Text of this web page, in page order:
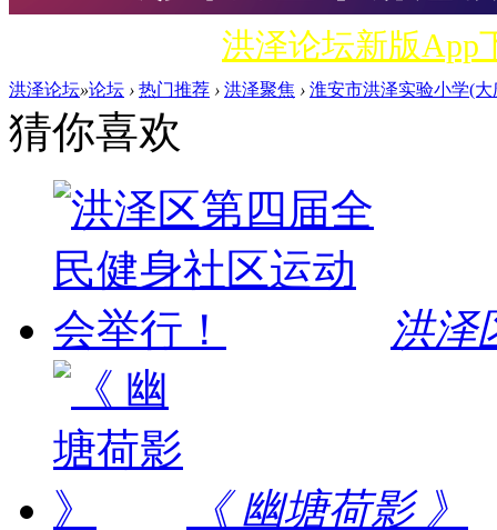
洪泽论坛新版App
洪泽论坛»论坛 › 热门推荐 › 洪泽聚焦 › 淮安市洪泽实验小学(
猜你喜欢
洪泽
《 幽塘荷影 》